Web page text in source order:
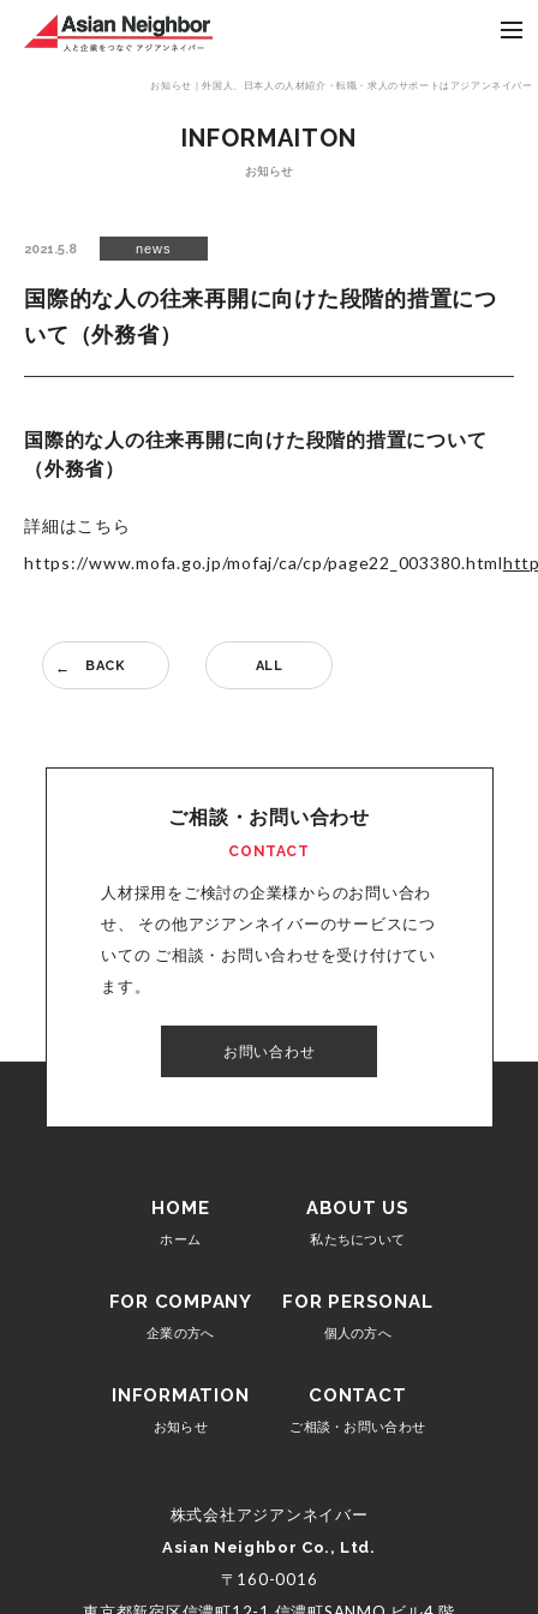
お知らせ｜外国人、日本人の人材紹介・転職・求人のサポートはアジアンネイバー
INFORMAITON
お知らせ
2021.5.8 news
国際的な人の往来再開に向けた段階的措置につ
いて（外務省）
国際的な人の往来再開に向けた段階的措置について
（外務省）
詳細はこちら
https://www.mofa.go.jp/mofaj/ca/cp/page22_003380.html
BACK ALL
ご相談・お問い合わせ
CONTACT
人材採用をご検討の企業様からのお問い合わ
せ、
その他アジアンネイバーのサービスにつ
いての ご相談・お問い合わせを受け付けてい
ます。
お問い合わせ
HOME
ホーム
ABOUT US
私たちについて
FOR COMPANY
企業の方へ
FOR PERSONAL
個人の方へ
INFORMATION
お知らせ
CONTACT
ご相談・お問い合わせ
株式会社アジアンネイバー
Asian Neighbor Co., Ltd.
〒160-0016